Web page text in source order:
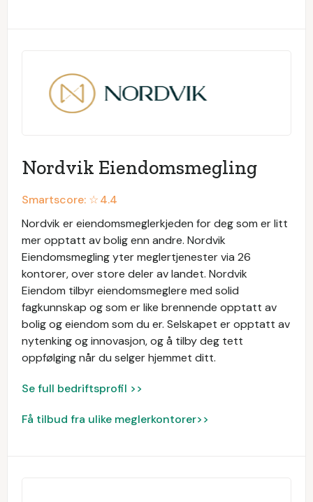
Nordvik Eiendomsmegling
Smartscore: ☆4.4
Nordvik er eiendomsmeglerkjeden for deg som er litt
mer opptatt av bolig enn andre. Nordvik
Eiendomsmegling yter meglertjenester via 26
kontorer, over store deler av landet. Nordvik
Eiendom tilbyr eiendomsmeglere med solid
fagkunnskap og som er like brennende opptatt av
bolig og eiendom som du er. Selskapet er opptatt av
nytenking og innovasjon, og å tilby deg tett
oppfølging når du selger hjemmet ditt.
Se full bedriftsprofil >>
Få tilbud fra ulike meglerkontorer>>